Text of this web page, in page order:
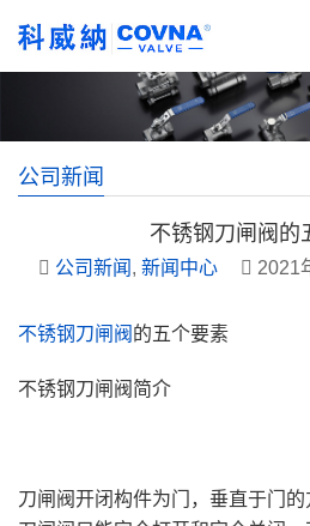
公司新闻
不锈钢刀闸阀的
公司新闻 , 新闻中心 2021
不锈钢刀闸阀 的五个要素
不锈钢刀闸阀简介
刀闸阀开闭构件为门，垂直于门的